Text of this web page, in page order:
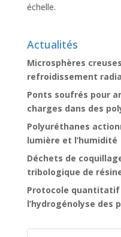
échelle.
Actualités
Microsphères
refroidissement
Ponts soufrés pour
charges dans des
Polyuréthanes
lumière et l’humidité
Déchets de
tribologique de
Protocole quantitatif
l’hydrogénolyse des